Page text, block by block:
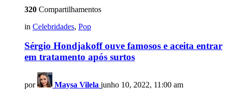
320 Compartilhamentos
in Celebridades, Pop
Sérgio Hondjakoff ouve famosos e aceita entrar
em tratamento após surtos
por Maysa Vilela junho 10, 2022, 11:00 am